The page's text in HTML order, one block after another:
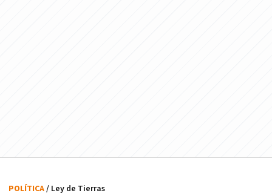
POLÍTICA/ Ley de Tierras